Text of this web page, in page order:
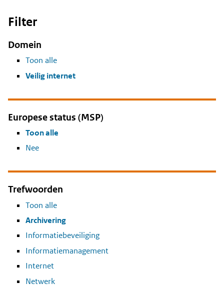
Filter
Domein
Toon alle
Veilig internet
Europese status (MSP)
Toon alle
Nee
Trefwoorden
Toon alle
Archivering
Informatiebeveiliging
Informatiemanagement
Internet
Netwerk